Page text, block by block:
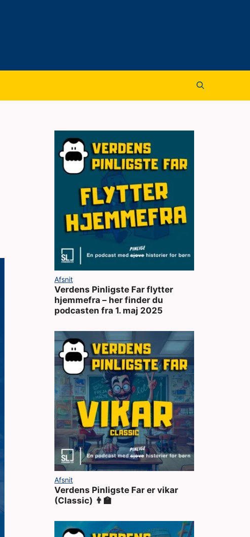
Afsnit
Verdens Pinligste Far flytter
hjemmefra – her finder du
podcasten fra 1. maj 2025
Afsnit
Verdens Pinligste Far er vikar
(Classic) 👨‍🏫